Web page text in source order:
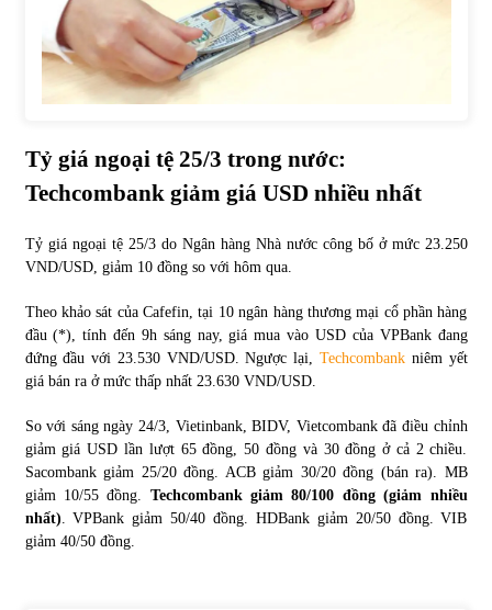
Bất ổn từ các cuộc đấu giá đất ở Thanh Hoá
31/05/2022
31/05/2022
S&P Ratings cập nhật xếp hạng tín nhiệm của
Vietcombank và Eximbank
31/05/2022
Chứng khoán ngày 30/5/2022: Top 10 cổ phiếu nổi bật
31/05/2022
Phân tích giá tiền điện tử sau ngày thị trường lập kỷ lục
vốn hóa
09/11/2021
Tỷ giá ngoại tệ 25/3 trong nước:
Techcombank giảm giá USD nhiều nhất
Tỷ giá ngoại tệ 25/3 do Ngân hàng Nhà nước công bố ở mức 23.250
VND/USD, giảm 10 đồng so với hôm qua.
Theo khảo sát của Cafefin, tại 10 ngân hàng thương mại cổ phần hàng
đầu (*), tính đến 9h sáng nay, giá mua vào USD của VPBank đang
đứng đầu với 23.530 VND/USD. Ngược lại, Techcombank niêm yết
giá bán ra ở mức thấp nhất 23.630 VND/USD.
So với sáng ngày 24/3, Vietinbank, BIDV, Vietcombank đã điều chỉnh
giảm giá USD lần lượt 65 đồng, 50 đồng và 30 đồng ở cả 2 chiều.
Sacombank giảm 25/20 đồng. ACB giảm 30/20 đồng (bán ra). MB
giảm 10/55 đồng. Techcombank giảm 80/100 đồng (giảm nhiều
nhất) . VPBank giảm 50/40 đồng. HDBank giảm 20/50 đồng. VIB
giảm 40/50 đồng.